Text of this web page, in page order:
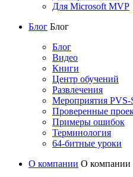
Для Microsoft MVP
Блог Блог
Блог
Видео
Книги
Центр обучений
Развлечения
Мероприятия PVS-
Проверенные
Примеры ошибок
Терминология
64-битные уроки
О компании О компании